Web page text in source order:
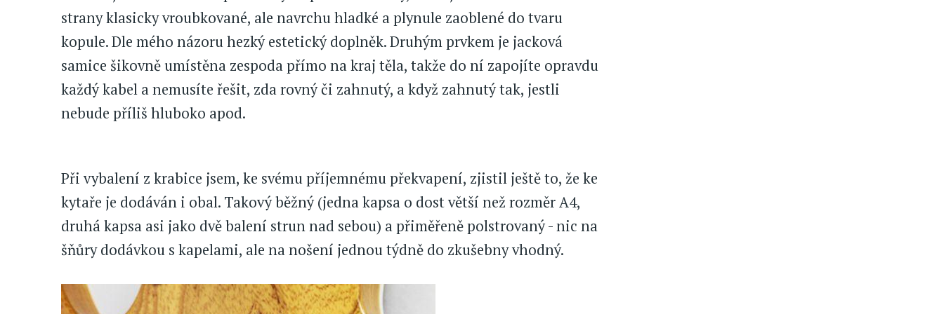
strany klasicky vroubkované, ale navrchu hladké a plynule zaoblené do tvaru
kopule. Dle mého názoru hezký estetický doplněk. Druhým prvkem je jacková
samice šikovně umístěna zespoda přímo na kraj těla, takže do ní zapojíte opravdu
každý kabel a nemusíte řešit, zda rovný či zahnutý, a když zahnutý tak, jestli
nebude příliš hluboko apod.
Při vybalení z krabice jsem, ke svému příjemnému překvapení, zjistil ještě to, že ke
kytaře je dodáván i obal. Takový běžný (jedna kapsa o dost větší než rozměr A4,
druhá kapsa asi jako dvě balení strun nad sebou) a přiměřeně polstrovaný - nic na
šňůry dodávkou s kapelami, ale na nošení jednou týdně do zkušebny vhodný.